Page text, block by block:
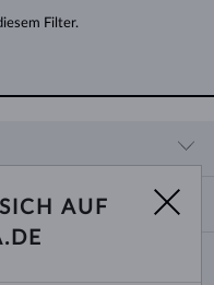
Filter.
AUF